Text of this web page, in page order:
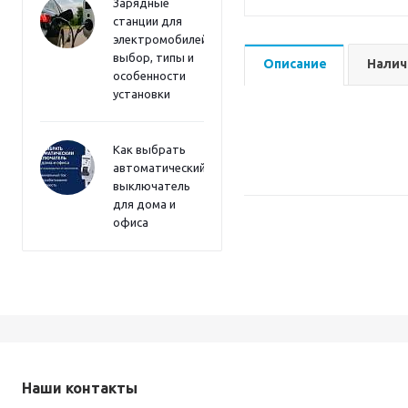
Зарядные
станции для
электромобилей:
выбор, типы и
особенности
установки
Как выбрать
автоматический
выключатель
для дома и
офиса
Описание
Наши контакты